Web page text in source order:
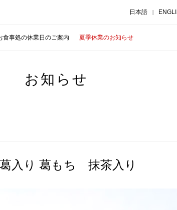
日本語 |
食事処の休業日のご案内 夏季休業のお知らせ
お知らせ
入り 葛もち 抹茶入り